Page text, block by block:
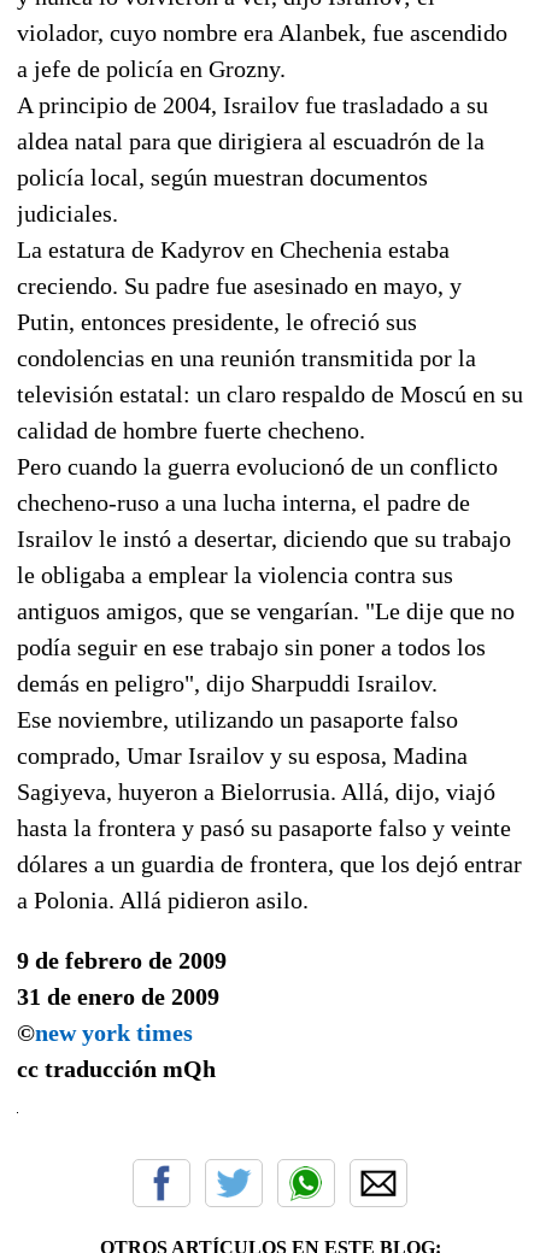
violador, cuyo nombre era Alanbek, fue ascendido
a jefe de policía en Grozny.
A principio de 2004, Israilov fue trasladado a su
aldea natal para que dirigiera al escuadrón de la
policía local, según muestran documentos
judiciales.
La estatura de Kadyrov en Chechenia estaba
creciendo. Su padre fue asesinado en mayo, y
Putin, entonces presidente, le ofreció sus
condolencias en una reunión transmitida por la
televisión estatal: un claro respaldo de Moscú en su
calidad de hombre fuerte checheno.
Pero cuando la guerra evolucionó de un conflicto
checheno-ruso a una lucha interna, el padre de
Israilov le instó a desertar, diciendo que su trabajo
le obligaba a emplear la violencia contra sus
antiguos amigos, que se vengarían. "Le dije que no
podía seguir en ese trabajo sin poner a todos los
demás en peligro", dijo Sharpuddi Israilov.
Ese noviembre, utilizando un pasaporte falso
comprado, Umar Israilov y su esposa, Madina
Sagiyeva, huyeron a Bielorrusia. Allá, dijo, viajó
hasta la frontera y pasó su pasaporte falso y veinte
dólares a un guardia de frontera, que los dejó entrar
a Polonia. Allá pidieron asilo.
9 de febrero de 2009
31 de enero de 2009
©new york times
cc traducción mQh
OTROS ARTÍCULOS EN ESTE BLOG: